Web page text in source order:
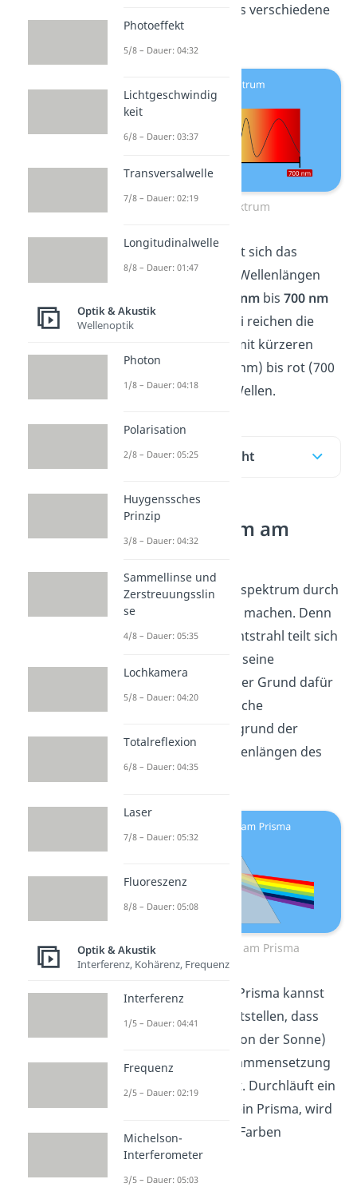
sichtbaren Lichts als verschiedene
Farben wahr.
Farbspektrum
Insgesamt erstreckt sich das
Farbspektrum von Wellenlängen
400 nm bis700 nm
(Nanometer). Dabei reichen die
Farben von violett mit kürzeren
Wellenlängen (400 nm) bis rot (700
nm) mit längeren Wellen.
Inhaltsübersicht
Farbspektrum am
Prisma
Du kannst das Farbspektrum durch
ein
sichtbar machen. Denn
ein einfallender Lichtstrahl teilt sich
an einem Prisma in seine
Bestandteile
auf. Der Grund dafür
ist die unterschiedliche
aufgrund der
verschiedenen Wellenlängen des
Lichts (Dispersion).
Farbspektrum am Prisma
Mit einem solchen Prisma kannst
du zum Beispiel feststellen, dass
(z.B. von der Sonne)
eigentlich eine Zusammensetzung
ausallen Farben
ist. Durchläuft ein
weißer Lichtstrahl ein Prisma, wird
er in die jeweiligen Farben
aufgeteilt.
Photoeffekt
5/8 – Dauer: 04:32
Lichtgeschwindig
keit
6/8 – Dauer: 03:37
Transversalwelle
7/8 – Dauer: 02:19
Longitudinalwelle
8/8 – Dauer: 01:47
Optik & Akustik
Wellenoptik
Photon
1/8 – Dauer: 04:18
Polarisation
2/8 – Dauer: 05:25
Huygenssches
Prinzip
3/8 – Dauer: 04:32
Sammellinse und
Zerstreuungsslin
se
4/8 – Dauer: 05:35
Lochkamera
5/8 – Dauer: 04:20
Totalreflexion
6/8 – Dauer: 04:35
Laser
7/8 – Dauer: 05:32
Fluoreszenz
8/8 – Dauer: 05:08
Optik & Akustik
Interferenz, Kohärenz, Frequenz
Interferenz
1/5 – Dauer: 04:41
Frequenz
2/5 – Dauer: 02:19
Michelson-
Interferometer
3/5 – Dauer: 05:03